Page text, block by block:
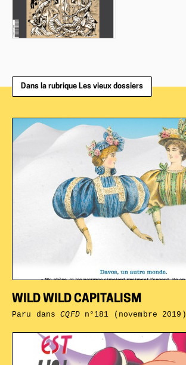
Dans la rubrique Les vieux dossiers
WILD WILD CAPITALISM
Paru dansCQFDn°181 (novembre 2019)